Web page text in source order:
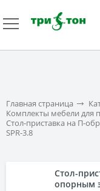
Главная страница
Комплекты мебели для
Стол-приставка на П-
SPR-3.8
Стол-
опорным